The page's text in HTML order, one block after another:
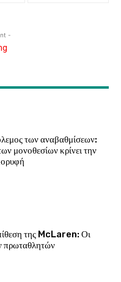
-
των αναβαθμίσεων:
μονοθεσίων κρίνει την
της McLaren: Οι
πρωταθλητών